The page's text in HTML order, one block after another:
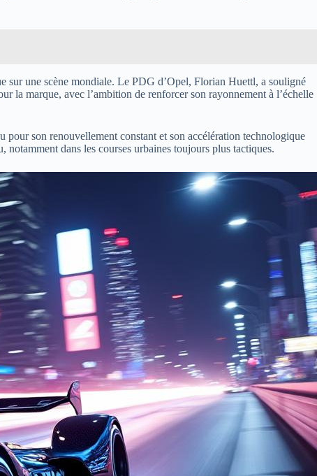
sur une scène mondiale. Le PDG d’Opel, Florian Huettl, a souligné
la marque, avec l’ambition de renforcer son rayonnement à l’échelle
son renouvellement constant et son accélération technologique
dans les courses urbaines toujours plus tactiques.